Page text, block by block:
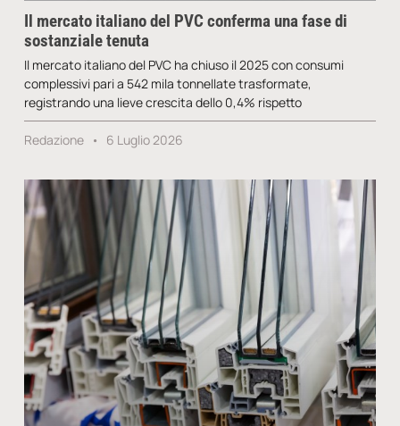
Il mercato italiano del PVC conferma una fase di
sostanziale tenuta
Il mercato italiano del PVC ha chiuso il 2025 con consumi
complessivi pari a 542 mila tonnellate trasformate,
registrando una lieve crescita dello 0,4% rispetto
Redazione 6 Luglio 2026